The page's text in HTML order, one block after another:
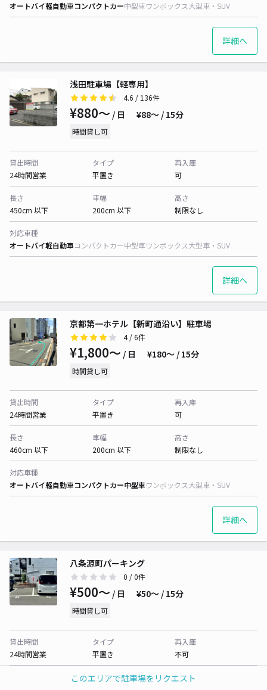
このエリアで駐車場をリクエスト
オートバイ軽自動車コンパクトカー中型車ワンボックス大型車・SUV
詳細へ
浅田駐車場【軽専用】
4.6 / 136件
¥880〜 / 日 ¥88〜 / 15分
時間貸し可
貸出時間
24時間営業
タイプ
平置き
再入庫
可
長さ
450cm 以下
車幅
200cm 以下
高さ
制限なし
対応車種
オートバイ軽自動車コンパクトカー中型車ワンボックス大型車・SUV
詳細へ
京都第一ホテル【新町通沿い】駐車場
4/ 6件
¥1,800〜 / 日 ¥180〜 / 15分
時間貸し可
貸出時間
24時間営業
タイプ
平置き
再入庫
可
長さ
460cm 以下
車幅
200cm 以下
高さ
制限なし
対応車種
オートバイ軽自動車コンパクトカー中型車ワンボックス大型車・SUV
詳細へ
八条源町パーキング
0 / 0件
¥500〜 / 日 ¥50〜 / 15分
時間貸し可
貸出時間
24時間営業
タイプ
平置き
再入庫
不可
車幅
高さ